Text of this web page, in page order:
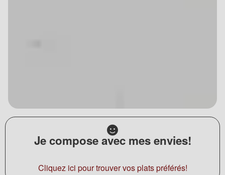
Je compose avec mes envies!
Cliquez ici pour trouver vos plats préférés!